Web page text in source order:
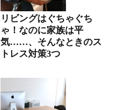
リビングはぐちゃぐち
ゃ！なのに家族は平
気……、そんなときのス
トレス対策3つ